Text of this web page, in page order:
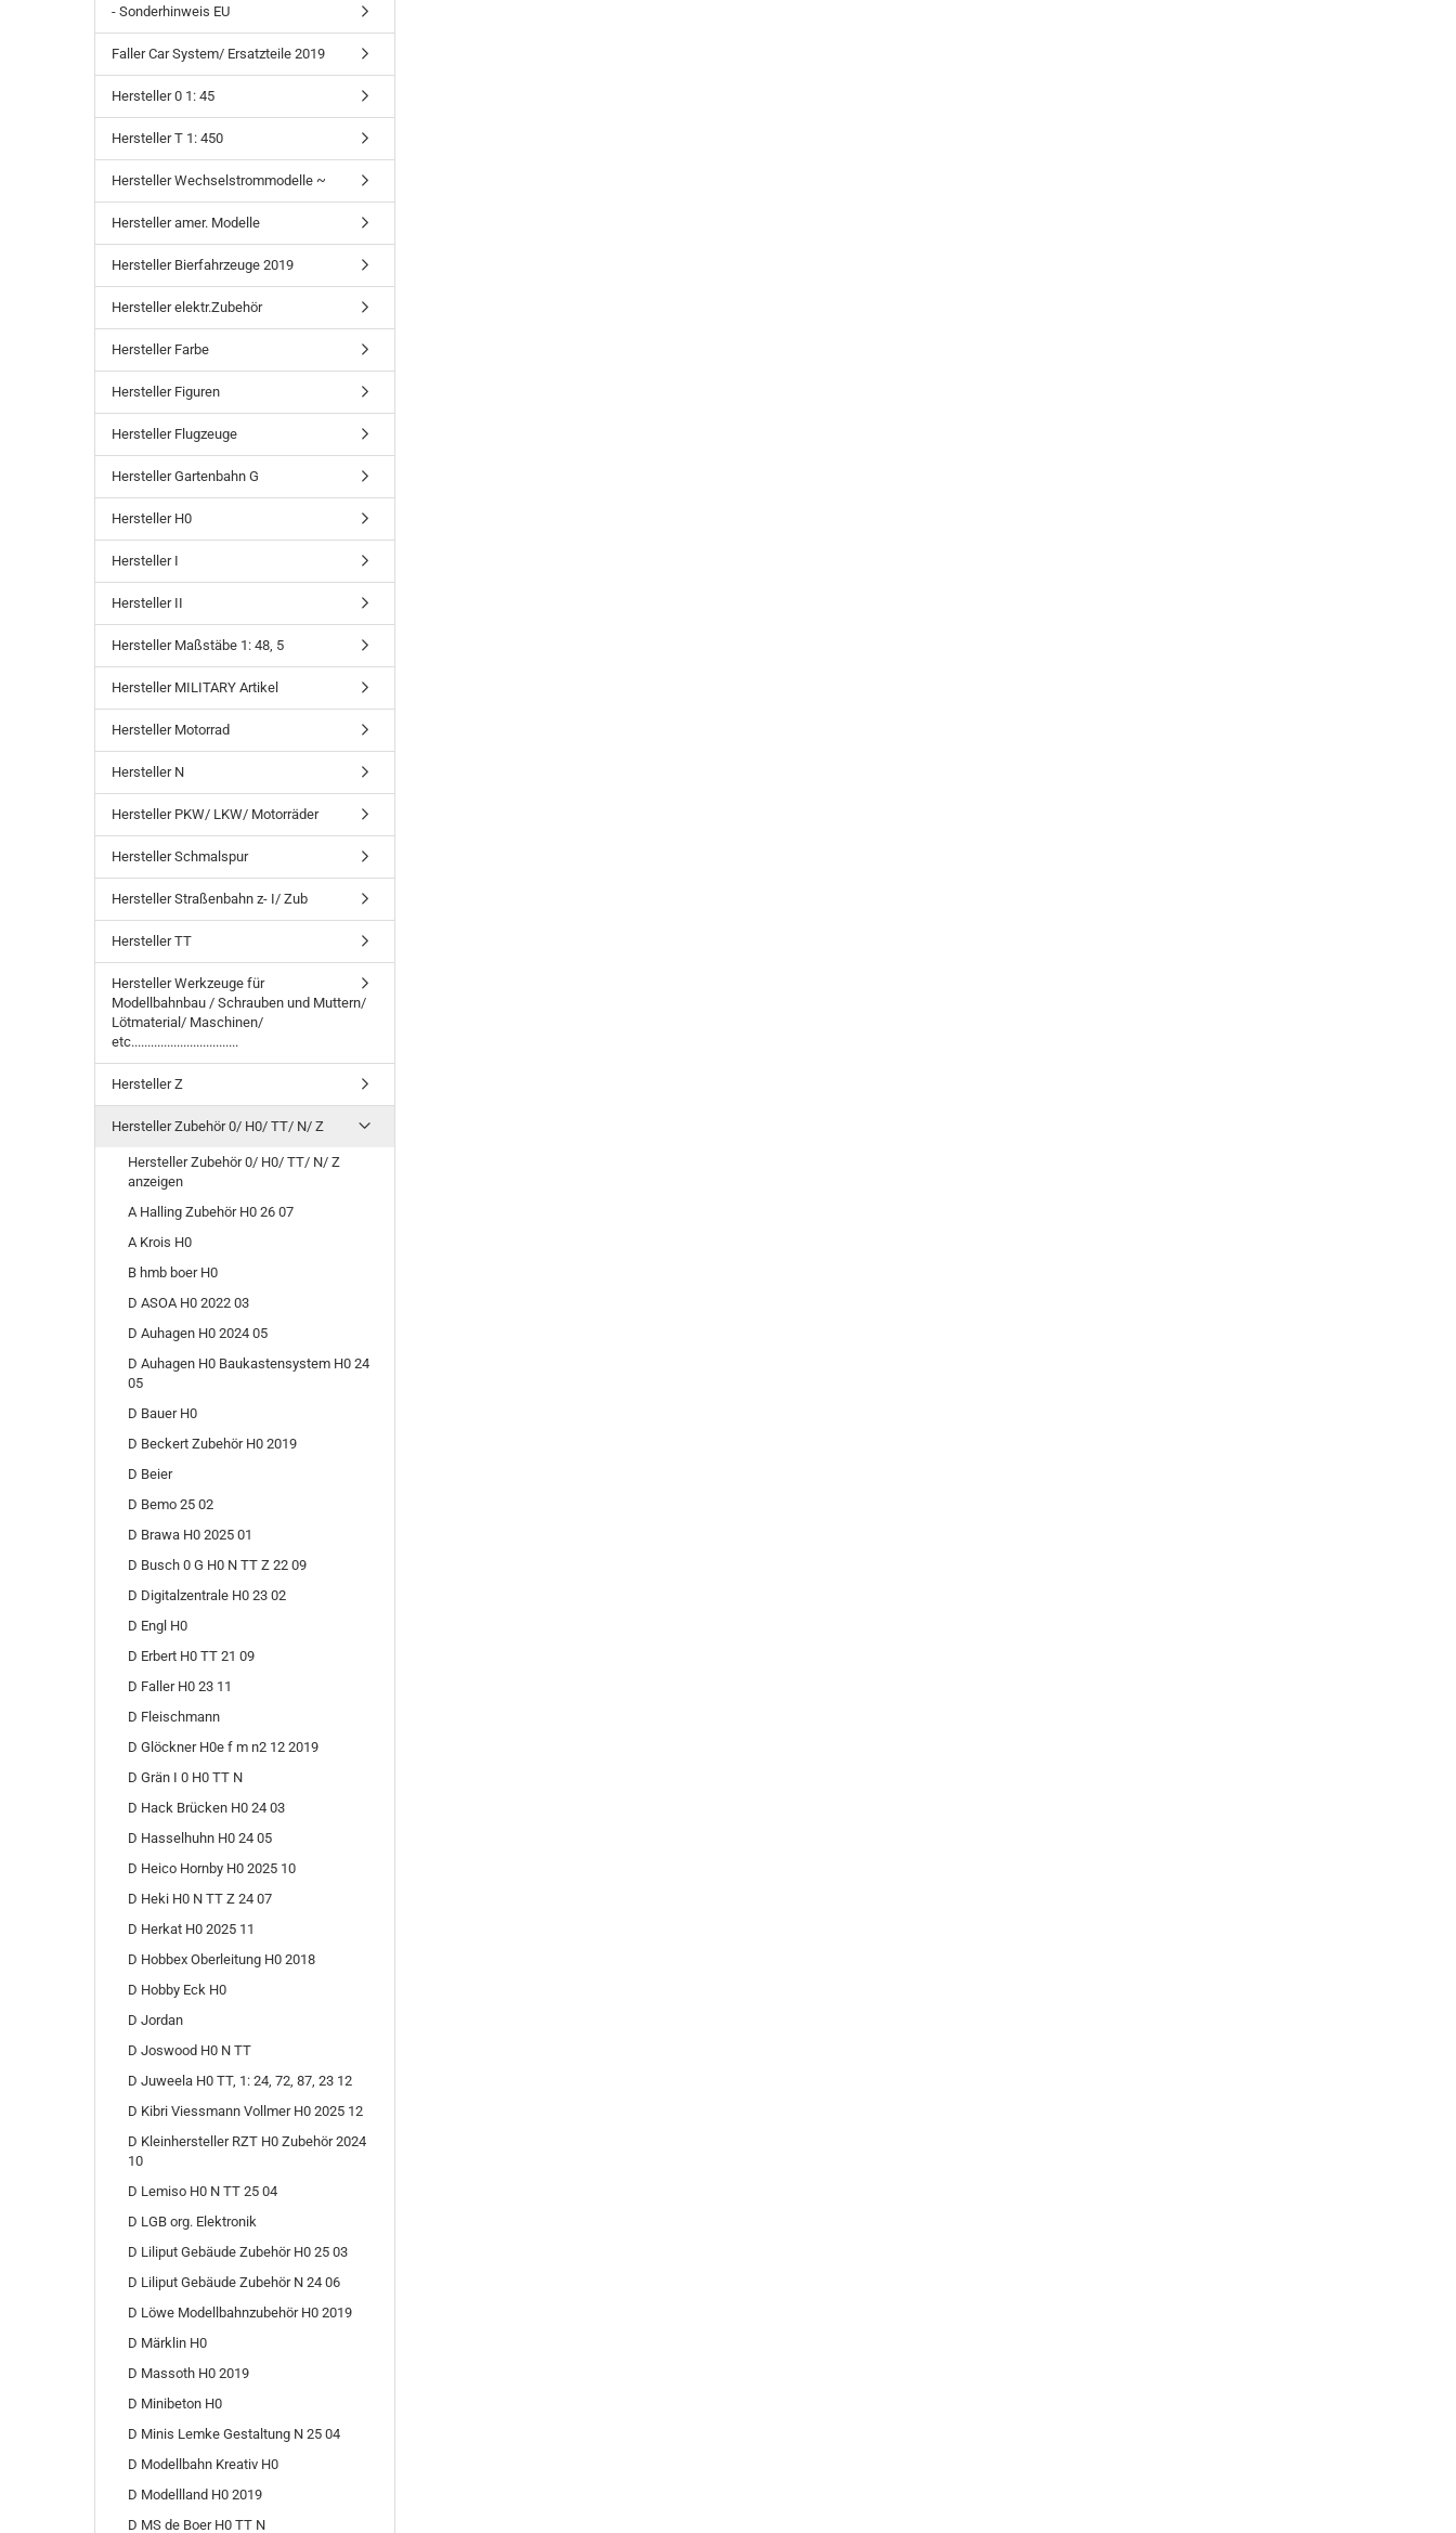
- Sonderhinweis EU
Faller Car System/ Ersatzteile 2019
Hersteller 0 1: 45
Hersteller T 1: 450
Hersteller Wechselstrommodelle ~
Hersteller amer. Modelle
Hersteller Bierfahrzeuge 2019
Hersteller elektr.Zubehör
Hersteller Farbe
Hersteller Figuren
Hersteller Flugzeuge
Hersteller Gartenbahn G
Hersteller H0
Hersteller I
Hersteller II
Hersteller Maßstäbe 1: 48, 5
Hersteller MILITARY Artikel
Hersteller Motorrad
Hersteller N
Hersteller PKW/ LKW/ Motorräder
Hersteller Schmalspur
Hersteller Straßenbahn z- I/ Zub
Hersteller TT
Hersteller Werkzeuge für
Modellbahnbau / Schrauben und Muttern/
Lötmaterial/ Maschinen/
etc.................................
Hersteller Z
Hersteller Zubehör 0/ H0/ TT/ N/ Z
Hersteller Zubehör 0/ H0/ TT/ N/ Z
anzeigen
A Halling Zubehör H0 26 07
A Krois H0
B hmb boer H0
D ASOA H0 2022 03
D Auhagen H0 2024 05
D Auhagen H0 Baukastensystem H0 24
05
D Bauer H0
D Beckert Zubehör H0 2019
D Beier
D Bemo 25 02
D Brawa H0 2025 01
D Busch 0 G H0 N TT Z 22 09
D Digitalzentrale H0 23 02
D Engl H0
D Erbert H0 TT 21 09
D Faller H0 23 11
D Fleischmann
D Glöckner H0e f m n2 12 2019
D Grän I 0 H0 TT N
D Hack Brücken H0 24 03
D Hasselhuhn H0 24 05
D Heico Hornby H0 2025 10
D Heki H0 N TT Z 24 07
D Herkat H0 2025 11
D Hobbex Oberleitung H0 2018
D Hobby Eck H0
D Jordan
D Joswood H0 N TT
D Juweela H0 TT, 1: 24, 72, 87, 23 12
D Kibri Viessmann Vollmer H0 2025 12
D Kleinhersteller RZT H0 Zubehör 2024
10
D Lemiso H0 N TT 25 04
D LGB org. Elektronik
D Liliput Gebäude Zubehör H0 25 03
D Liliput Gebäude Zubehör N 24 06
D Löwe Modellbahnzubehör H0 2019
D Märklin H0
D Massoth H0 2019
D Minibeton H0
D Minis Lemke Gestaltung N 25 04
D Modellbahn Kreativ H0
D Modellland H0 2019
D MS de Boer H0 TT N